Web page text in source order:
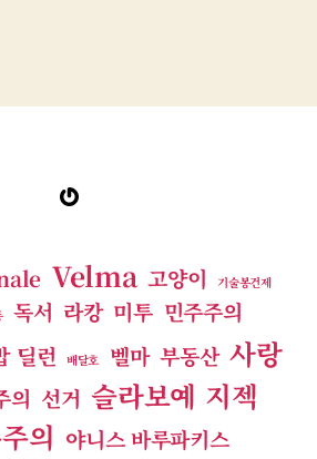
Gravatar
Velma 고양이
기술봉건제
독서 라캉 미투 민주주의
딜런 배달호 벨마 부동산 사랑
의 선거 슬라보예 지젝
의 야니스 바루파키스